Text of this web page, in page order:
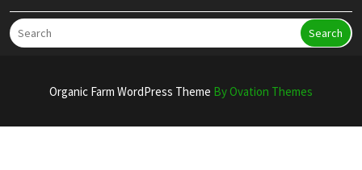
Search
Organic Farm WordPress Theme By Ovation Themes